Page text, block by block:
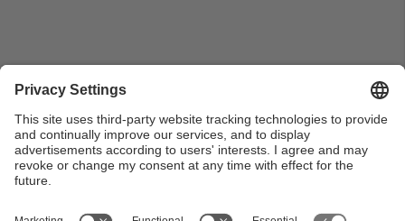
Pla de detall aeri de l'edifici Vapor Sala (TR11) del
Campus de Terrassa l'any 1997